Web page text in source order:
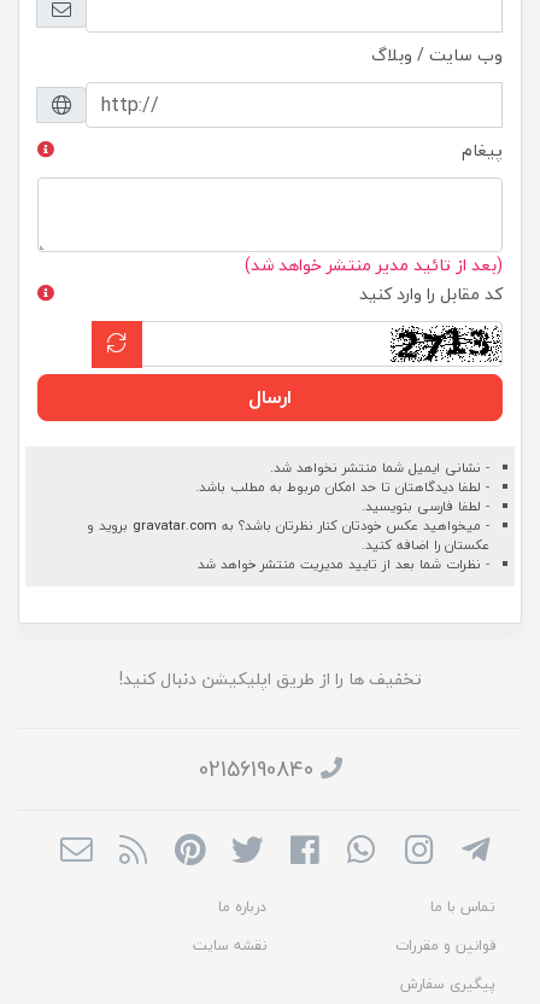
وب سایت / وبلاگ
پیغام
(بعد از تائید مدیر منتشر خواهد شد)
کد مقابل را وارد کنید
ارسال
- نشانی ایمیل شما منتشر نخواهد شد.
- لطفا دیدگاهتان تا حد امکان مربوط به مطلب باشد.
- لطفا فارسی بنویسید.
- میخواهید عکس خودتان کنار نظرتان باشد؟ به gravatar.com بروید و
عکستان را اضافه کنید.
- نظرات شما بعد از تایید مدیریت منتشر خواهد شد
تخفیف ها را از طریق اپلیکیشن دنبال کنید!
02156190840
تماس با ما
درباره ما
قوانین و مقررات
نقشه سایت
پیگیری سفارش